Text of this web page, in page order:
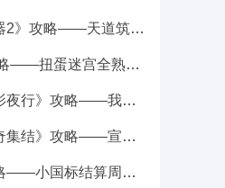
《修仙家族模拟器2》攻略——天道筑基要求属性值分享
《幻想生活i》攻略——扭蛋迷宫全熟成技能词条效果分享
《咒术回战：幻影夜行》攻略——我要不平等地拯救他人称号获取攻略
《狂野飙车：传奇集结》攻略——宣布与《索尼克》攻略——联动
《王者荣耀》攻略——小国标结算周期发标分享